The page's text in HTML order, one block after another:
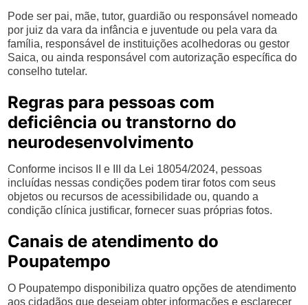
Pode ser pai, mãe, tutor, guardião ou responsável nomeado
por juiz da vara da infância e juventude ou pela vara da
família, responsável de instituições acolhedoras ou gestor
Saica, ou ainda responsável com autorização específica do
conselho tutelar.
Regras para pessoas com
deficiência ou transtorno do
neurodesenvolvimento
Conforme incisos II e III da Lei 18054/2024, pessoas
incluídas nessas condições podem tirar fotos com seus
objetos ou recursos de acessibilidade ou, quando a
condição clínica justificar, fornecer suas próprias fotos.
Canais de atendimento do
Poupatempo
O Poupatempo disponibiliza quatro opções de atendimento
aos cidadãos que desejam obter informações e esclarecer